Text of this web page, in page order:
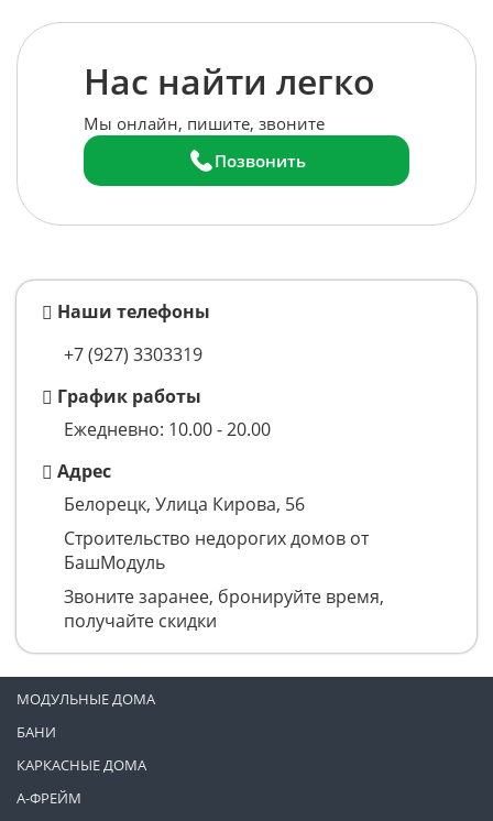
Нас найти легко
Мы онлайн, пишите, звоните
Позвонить
Наши телефоны
+7 (927) 3303319
График работы
Ежедневно: 10.00 - 20.00
Адрес
Белорецк, Улица Кирова, 56
Строительство недорогих домов от
БашМодуль
Звоните заранее, бронируйте время,
получайте скидки
МОДУЛЬНЫЕ ДОМА
БАНИ
КАРКАСНЫЕ ДОМА
А-ФРЕЙМ